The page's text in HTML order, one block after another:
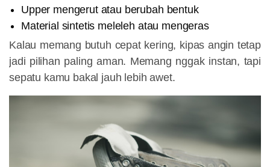
Upper mengerut atau berubah bentuk
Material sintetis meleleh atau mengeras
Kalau memang butuh cepat kering, kipas angin tetap
jadi pilihan paling aman. Memang nggak instan, tapi
sepatu kamu bakal jauh lebih awet.